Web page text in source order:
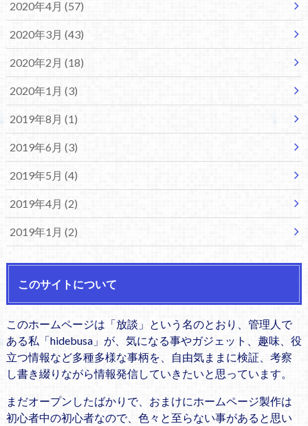
2020年4月 (57)
2020年3月 (43)
2020年2月 (18)
2020年1月 (3)
2019年8月 (1)
2019年6月 (3)
2019年5月 (4)
2019年4月 (2)
2019年1月 (2)
このサイトについて
このホームページは「放談」という名のとおり、管理人で
ある私「hidebusa」が、気になる事やガジェット、趣味、役
立つ情報など多種多様な事柄を、自由気ままに検証、考察
し書き綴りながら情報発信していきたいと思っています。
まだオープンしたばかりで、おまけにホームページ製作は
初心者中の初心者なので、色々と至らない事があると思い